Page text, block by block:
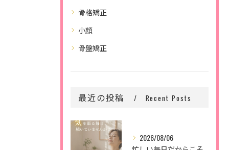
骨格矯正
小顔
骨盤矯正
最近の投稿 Recent Posts
2026/08/06